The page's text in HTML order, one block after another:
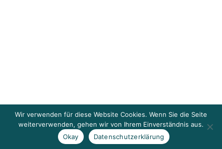
Wir verwenden für diese Website Cookies. Wenn Sie die Seite
weiterverwenden, gehen wir von Ihrem Einverständnis aus.
Okay
Datenschutzerklärung